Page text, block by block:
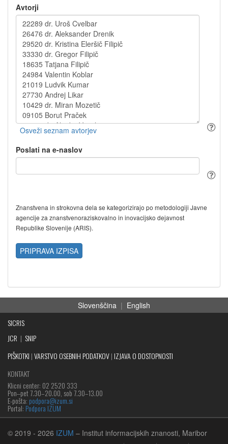
Avtorji
Poslati na e-naslov
Znanstvena in strokovna dela se kategorizirajo po metodologiji Javne
agencije za znanstvenoraziskovalno in inovacijsko dejavnost
Republike Slovenije (ARIS).
PRIPRAVA IZPISA
Slovenščina | English
SICRIS
JCR | SNIP
PIŠKOTKI |VARSTVO OSEBNIH PODATKOV| IZJAVA O DOSTOPNOSTI
KONTAKT
Klicni center: 02 2520 333
Pon‒pet 7.30–20.00, sob 7.30–13.00
E-pošta: podpora@izum.si
Portal: Podpora IZUM
© 2019 - 2026 IZUM – Institut informacijskih znanosti, Maribor